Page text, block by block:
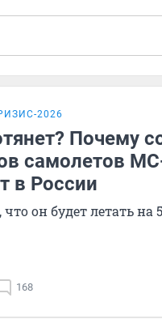
2026
Почему
самолетов
в России
он будет летать на
168